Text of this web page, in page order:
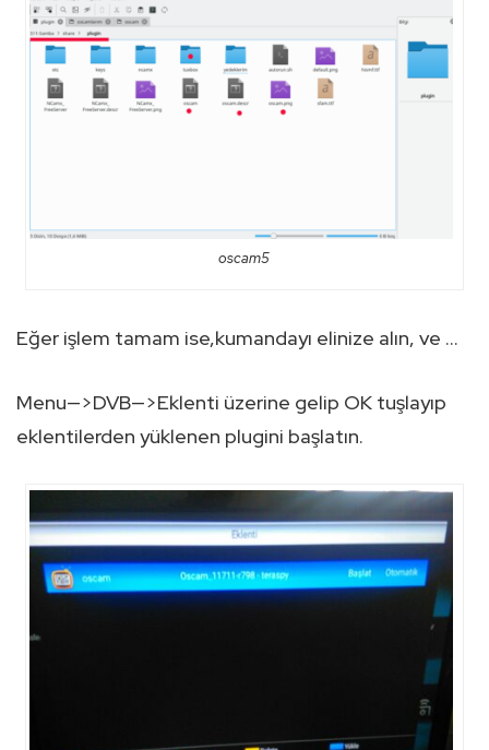
oscam5
Eğer işlem tamam ise,kumandayı elinize alın, ve …
Menu—>DVB—>Eklenti üzerine gelip OK tuşlayıp
eklentilerden yüklenen plugini başlatın.